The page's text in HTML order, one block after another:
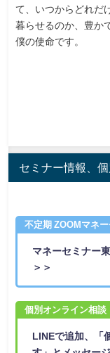
て、いつからどれだ
暮らせるのか、豊か
僕の使命です。
セミナー情報、
不定期 ZOOMマネー
マネーセミナー
＞＞
個別オンライン相談
LINEで追加、「